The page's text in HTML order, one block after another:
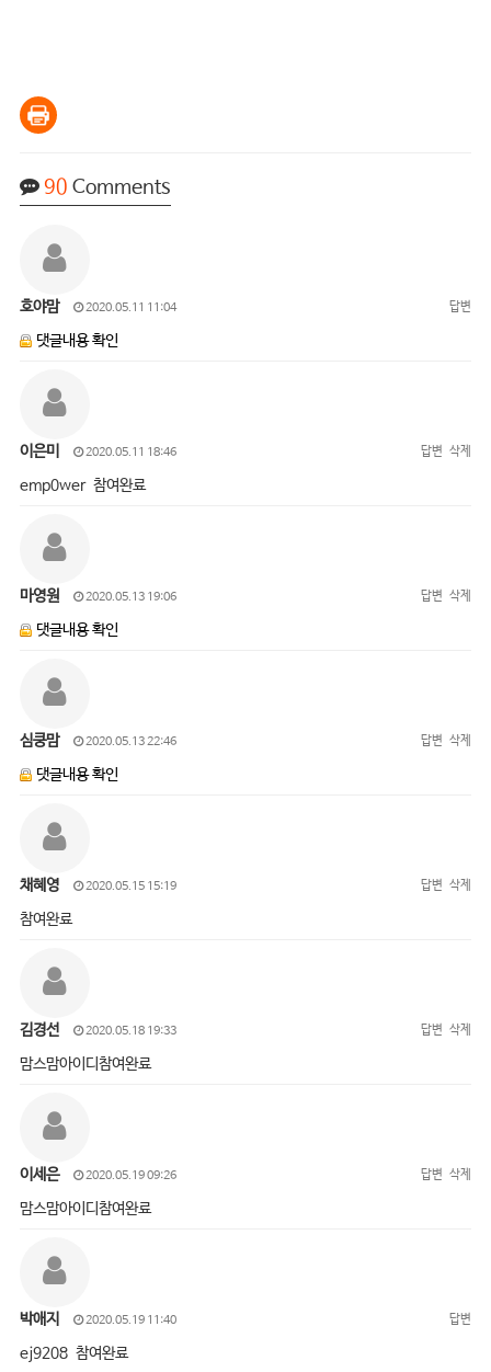
90 Comments
호야맘 2020.05.11 11:04 답변
댓글내용 확인
이은미 2020.05.11 18:46 답변 삭제
emp0wer 참여완료
마영원 2020.05.13 19:06 답변 삭제
댓글내용 확인
심쿵맘 2020.05.13 22:46 답변 삭제
댓글내용 확인
채혜영 2020.05.15 15:19 답변 삭제
참여완료
김경선 2020.05.18 19:33 답변 삭제
맘스맘아이디참여완료
이세은 2020.05.19 09:26 답변 삭제
맘스맘아이디참여완료
박애지 2020.05.19 11:40 답변
ej9208 참여완료